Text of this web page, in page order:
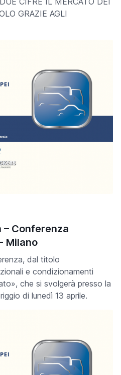
GRAZIE AGLI
Conferenza
Milano
dal titolo
e condizionamenti
che si svolgerà presso la
di lunedì 13 aprile.